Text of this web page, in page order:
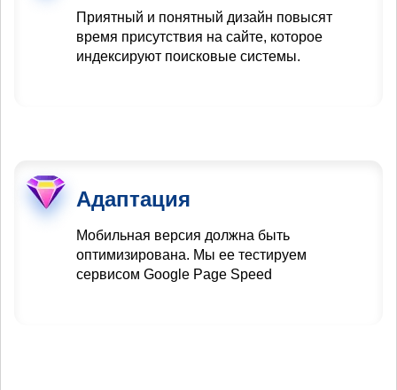
Приятный и понятный дизайн повысят
время присутствия на сайте, которое
индексируют поисковые системы.
Адаптация
Мобильная версия должна быть
оптимизирована. Мы ее тестируем
сервисом Google Page Speed